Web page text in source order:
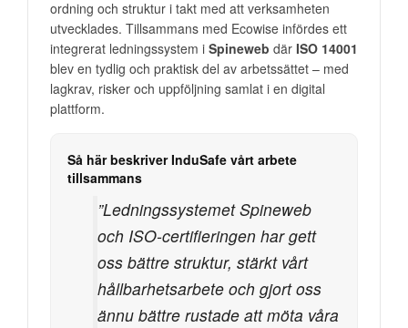
ordning och struktur i takt med att verksamheten
utvecklades. Tillsammans med Ecowise infördes ett
integrerat ledningssystem i Spineweb där ISO 14001
blev en tydlig och praktisk del av arbetssättet – med
lagkrav, risker och uppföljning samlat i en digital
plattform.
Så här beskriver InduSafe vårt arbete
tillsammans
”Ledningssystemet Spineweb
och ISO-certifieringen har gett
oss bättre struktur, stärkt vårt
hållbarhetsarbete och gjort oss
ännu bättre rustade att möta våra